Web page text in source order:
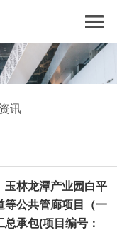
讯
玉林龙潭产业园白平
等公共管廊项目（一
承包(项目编号：